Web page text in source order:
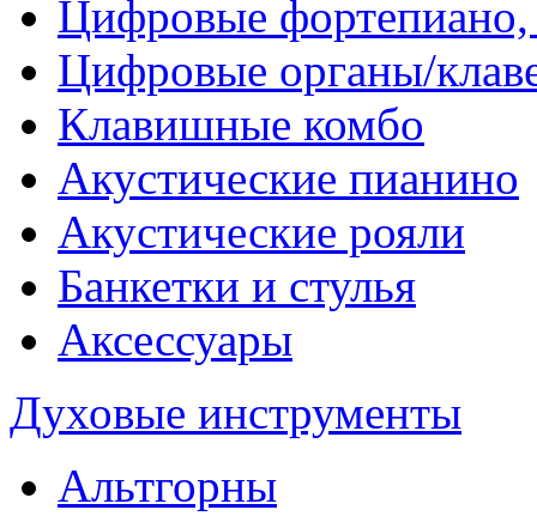
Цифровые
Цифровые органы/
Клавишные комбо
Акустические пианино
Акустические рояли
Банкетки и стулья
Аксессуары
Духовые инструменты
Альтгорны